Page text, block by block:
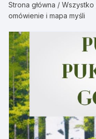
Strona główna /Wszystko
omówienie i mapa myśli